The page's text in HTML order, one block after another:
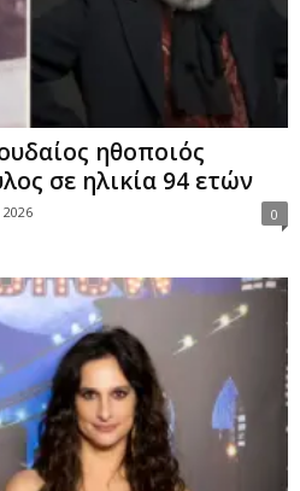
ηθοποιός
σε ηλικία 94 ετών
2026 0